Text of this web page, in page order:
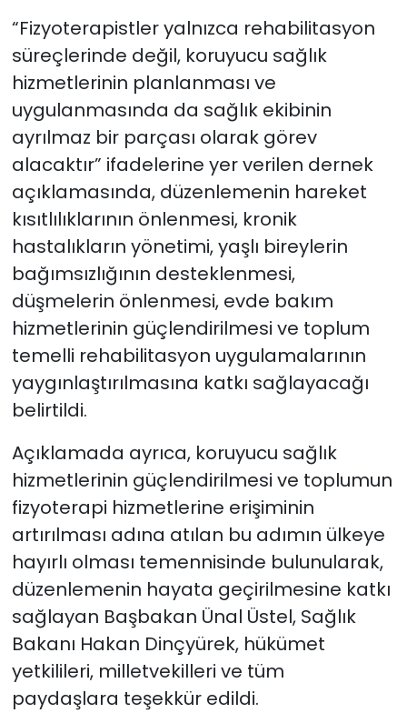
“Fizyoterapistler yalnızca rehabilitasyon
süreçlerinde değil, koruyucu sağlık
hizmetlerinin planlanması ve
uygulanmasında da sağlık ekibinin
ayrılmaz bir parçası olarak görev
alacaktır” ifadelerine yer verilen dernek
açıklamasında, düzenlemenin hareket
kısıtlılıklarının önlenmesi, kronik
hastalıkların yönetimi, yaşlı bireylerin
bağımsızlığının desteklenmesi,
düşmelerin önlenmesi, evde bakım
hizmetlerinin güçlendirilmesi ve toplum
temelli rehabilitasyon uygulamalarının
yaygınlaştırılmasına katkı sağlayacağı
belirtildi.
Açıklamada ayrıca, koruyucu sağlık
hizmetlerinin güçlendirilmesi ve toplumun
fizyoterapi hizmetlerine erişiminin
artırılması adına atılan bu adımın ülkeye
hayırlı olması temennisinde bulunularak,
düzenlemenin hayata geçirilmesine katkı
sağlayan Başbakan Ünal Üstel, Sağlık
Bakanı Hakan Dinçyürek, hükümet
yetkilileri, milletvekilleri ve tüm
paydaşlara teşekkür edildi.